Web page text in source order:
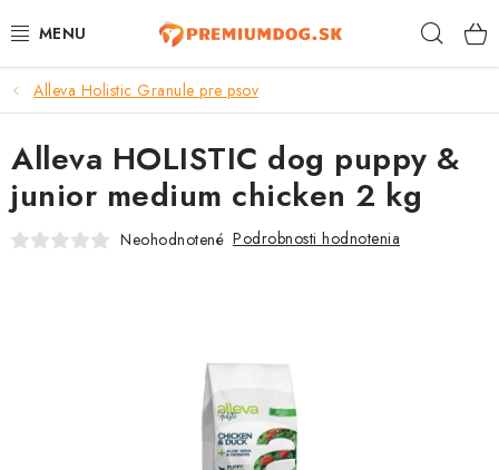
na
TOP 100 PRODUKTOV
NOVINKY
AKCIE
Alleva Holistic Granule pre psov
Alleva HOLISTIC dog puppy &
junior medium chicken 2 kg
Neohodnotené Podrobnosti hodnotenia